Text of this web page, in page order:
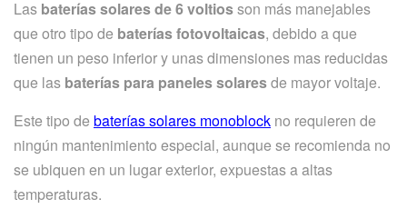
Las baterías solares de 6 voltiosson más manejables
que otro tipo de baterías fotovoltaicas, debido a que
tienen un peso inferior y unas dimensiones mas reducidas
que las baterías para paneles solaresde mayor voltaje.
Este tipo de baterías solares monoblock no requieren de
ningún mantenimiento especial, aunque se recomienda no
se ubiquen en un lugar exterior, expuestas a altas
temperaturas.